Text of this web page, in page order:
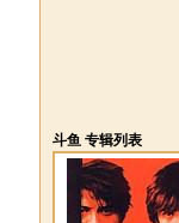
斗鱼 专辑列表